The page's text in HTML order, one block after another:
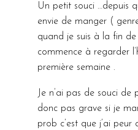
Un petit souci …depuis
envie de manger (
quand je suis à la fin
commence à regarder
première semaine .
Je n’ai pas de souci de
donc pas grave si je
prob c’est que j’ai